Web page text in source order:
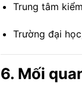
Trung tâm
Trường đại
6. Mối